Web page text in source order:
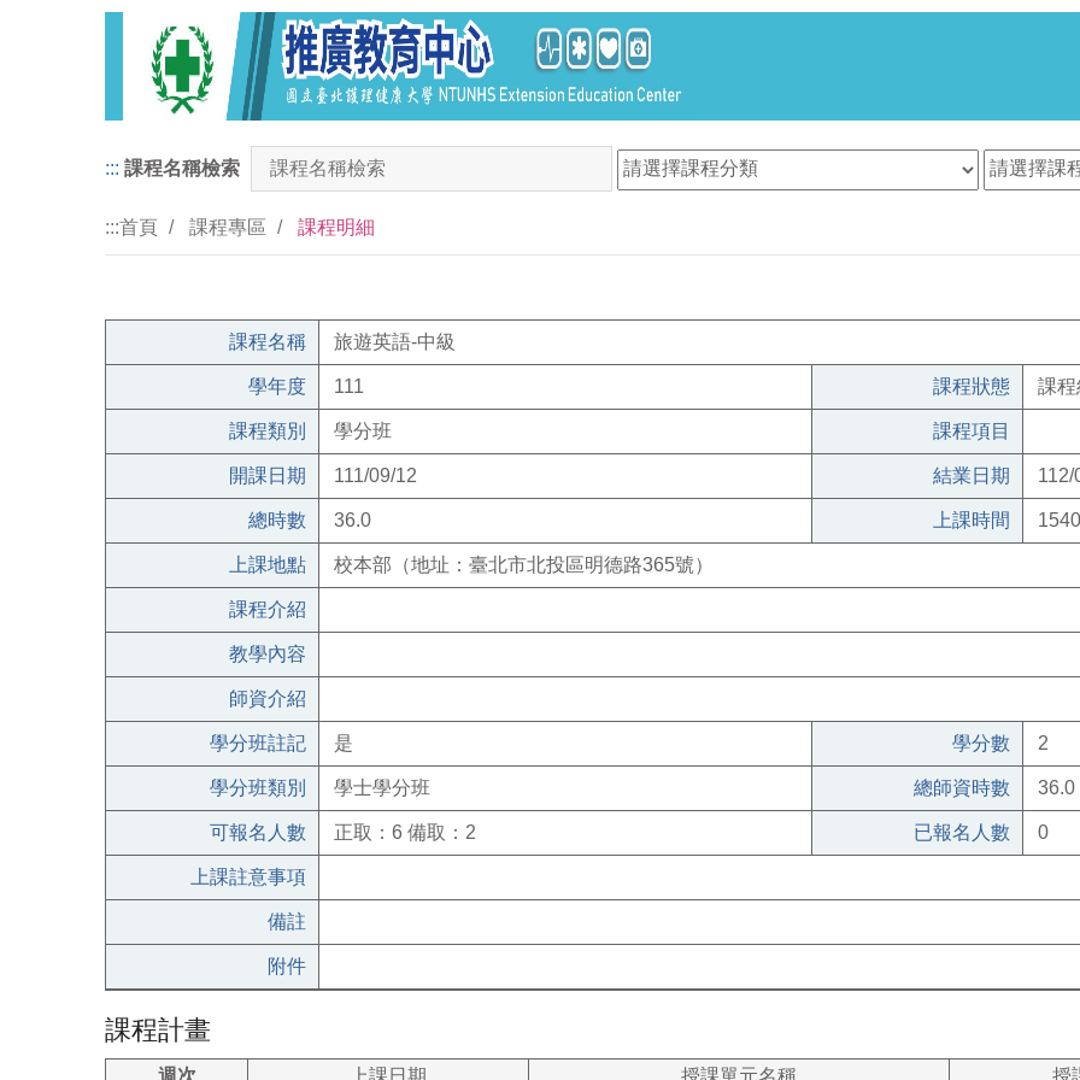
::: 課程名稱檢索
:::首頁 課程專區 課程明細
課程名稱 旅遊英語-中級
學年度 111 課程狀態 課程
課程類別 學分班 課程項目
開課日期 111/09/12 結業日期 112/
總時數 36.0 上課時間
上課地點 校本部（地址：臺北市北投區明德路365號）
課程介紹
教學內容
師資介紹
學分班註記 是 學分數 2
學分班類別 學士學分班 總師資時數 36.0
可報名人數 正取：6 備取：2 已報名人數 0
上課註意事項
備註
附件
課程計畫